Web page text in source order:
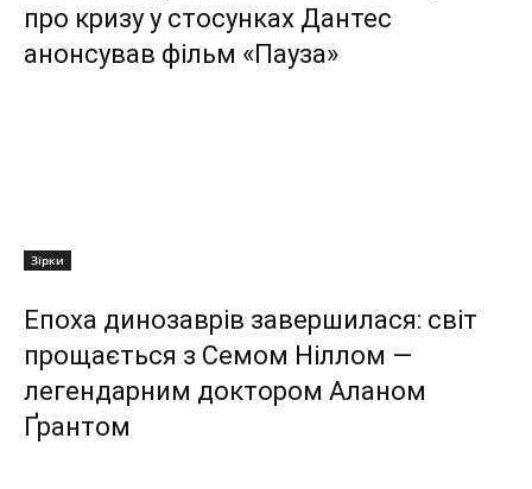
про кризу у стосунках Дантес
анонсував фільм «Пауза»
Зірки
Епоха динозаврів завершилася: світ
прощається з Семом Ніллом —
легендарним доктором Аланом
Ґрантом